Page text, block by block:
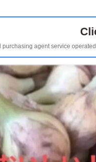
purchasing agent service